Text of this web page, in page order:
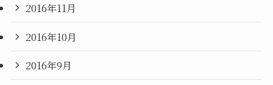
2016年11月
2016年10月
2016年9月